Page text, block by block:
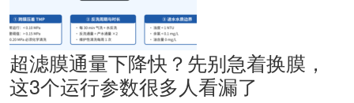
超滤膜通量下降快？先别急着换膜，
这3个运行参数很多人看漏了